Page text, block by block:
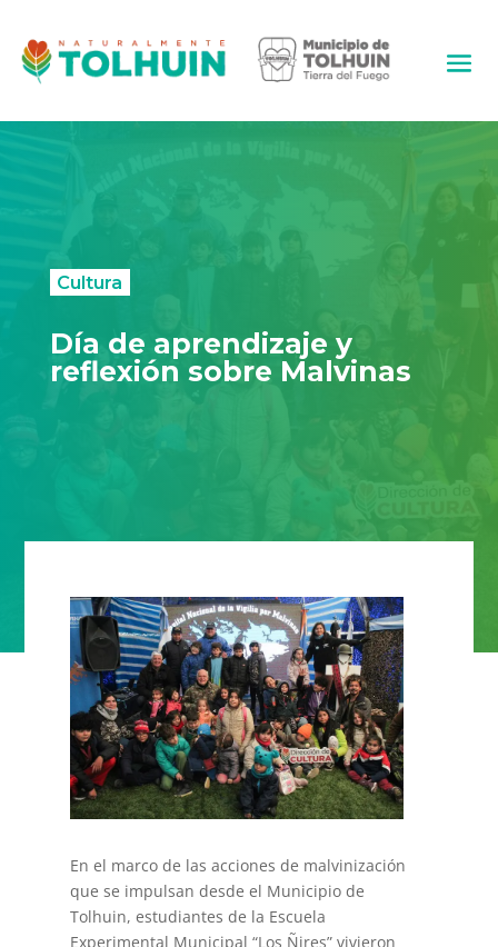
Cultura
Día de aprendizaje y
reflexión sobre Malvinas
En el marco de las acciones de malvinización
que se impulsan desde el Municipio de
Tolhuin, estudiantes de la Escuela
Experimental Municipal “Los Ñires” vivieron